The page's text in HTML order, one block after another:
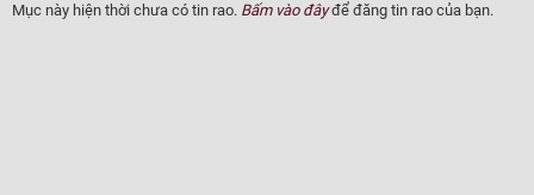
GIÁ XE XUẤT XỨ
Mục này hiện thời chưa có tin rao. Bấm vào đâyđể đăng tin rao của bạn.